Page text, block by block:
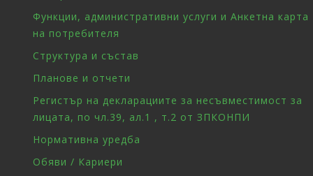
Функции, административни услуги и Анкетна карта
на потребителя
Структура и състав
Планове и отчети
Регистър на декларациите за несъвместимост за
лицата, по чл.39, ал.1 , т.2 от ЗПКОНПИ
Нормативна уредба
Обяви / Кариери